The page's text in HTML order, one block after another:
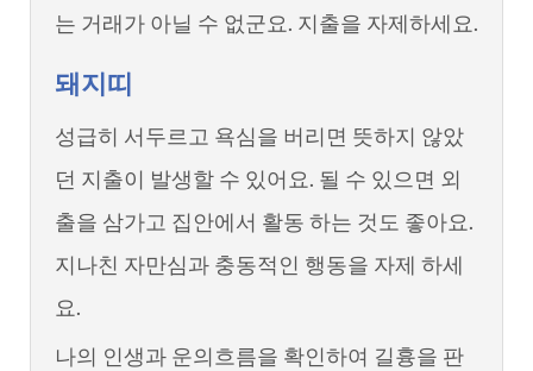
는 거래가 아닐 수 없군요. 지출을 자제하세요.
돼지띠
성급히 서두르고 욕심을 버리면 뜻하지 않았
던 지출이 발생할 수 있어요. 될 수 있으면 외
출을 삼가고 집안에서 활동 하는 것도 좋아요.
지나친 자만심과 충동적인 행동을 자제 하세
요.
나의 인생과 운의흐름을 확인하여 길흉을 판